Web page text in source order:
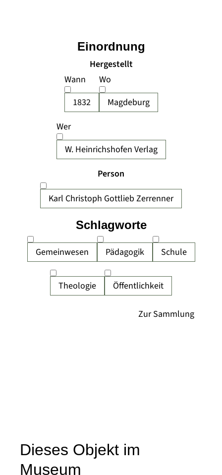
Hergestellt
Wann
1832
Wo
Magdeburg
Wer
W. Heinrichshofen Verlag
Person
Karl Christoph Gottlieb Zerrenner
Gemeinwesen Pädagogik Schule
Theologie Öffentlichkeit
Einordnung
Schlagworte
Dieses Objekt im
Museum